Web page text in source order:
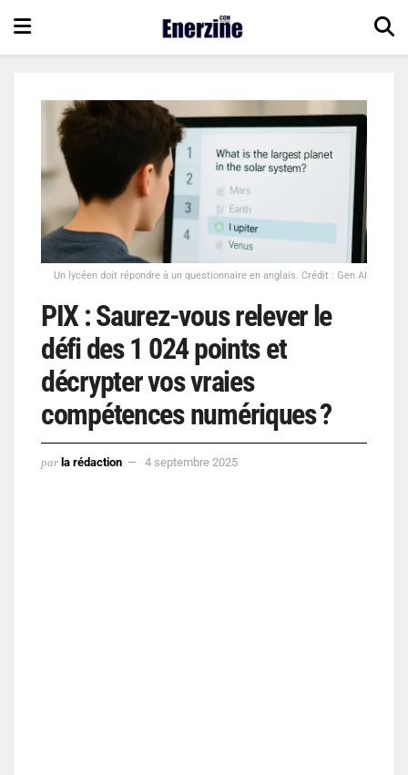
Un lycéen doit répondre à un questionnaire en anglais. Crédit : Gen AI
PIX : Saurez-vous relever le
défi des 1 024 points et
décrypter vos vraies
compétences numériques ?
par la rédaction 4 septembre 2025